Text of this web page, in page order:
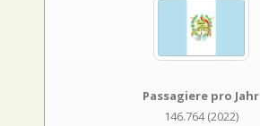
Passagiere pro Jahr
146.764 (2022)